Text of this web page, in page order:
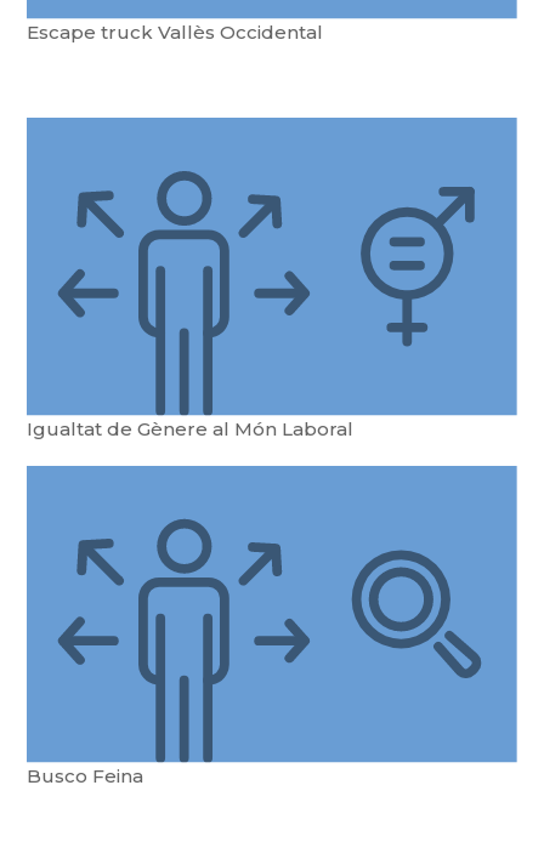
Escape truck Vallès Occidental
Igualtat de Gènere al Món Laboral
Busco Feina